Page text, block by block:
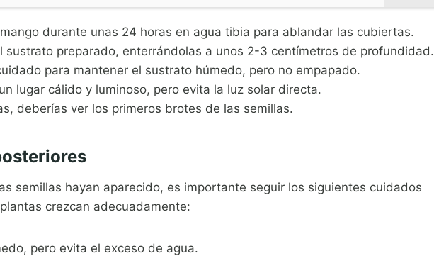
durante unas 24 horas en agua tibia para ablandar las cubiertas.
sustrato preparado, enterrándolas a unos 2-3 centímetros de profundidad.
para mantener el sustrato húmedo, pero no empapado.
lugar cálido y luminoso, pero evita la luz solar directa.
deberías ver los primeros brotes de las semillas.
semillas hayan aparecido, es importante seguir los siguientes cuidados
crezcan adecuadamente:
pero evita el exceso de agua.